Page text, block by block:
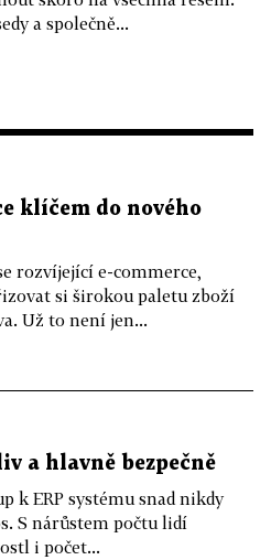
a společně...
klíčem do nového
rozvíjející e-commerce,
si širokou paletu zboží
Už to není jen...
a hlavně bezpečně
k ERP systému snad nikdy
S nárůstem počtu lidí
i počet...